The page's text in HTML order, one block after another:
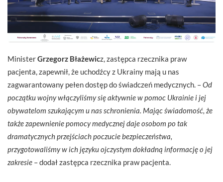
MinisterGrzegorz Błażewicz, zastępca rzecznika praw
pacjenta, zapewnił, że uchodźcy z Ukrainy mają u nas
zagwarantowany pełen dostęp do świadczeń medycznych. –Od
początku wojny włączyliśmy się aktywnie w pomoc Ukrainie i jej
obywatelom szukającym u nas schronienia. Mając świadomość, że
także zapewnienie pomocy medycznej daje osobom po tak
dramatycznych przejściach poczucie bezpieczeństwa,
przygotowaliśmy w ich języku ojczystym dokładną informację o jej
zakresie – dodał zastępca rzecznika praw pacjenta.